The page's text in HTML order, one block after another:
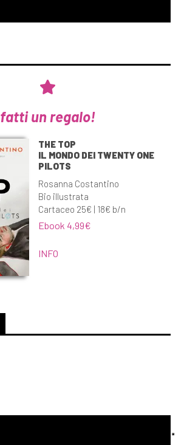
fatti un regalo!
THE TOP
IL MONDO DEI TWENTY ONE
PILOTS
Rosanna Costantino
Bio illustrata
Cartaceo 25€ | 18€ b/n
Ebook 4,99€
INFO